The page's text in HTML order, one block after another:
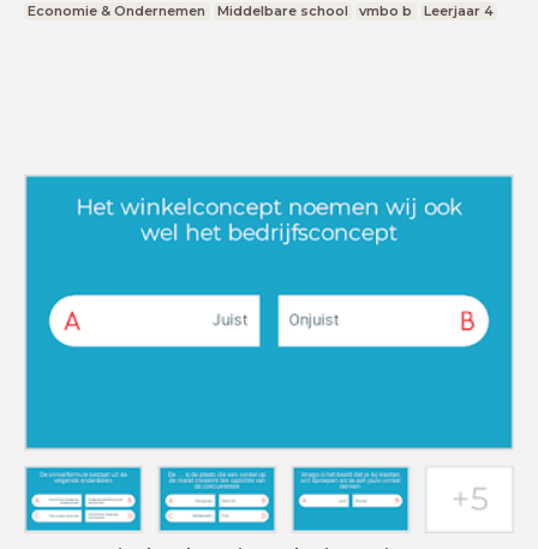
Economie & Ondernemen Middelbare school vmbo b Leerjaar 4